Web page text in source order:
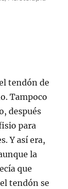
tendón de
Tampoco
después
para
Y así era,
la
que
tendón se